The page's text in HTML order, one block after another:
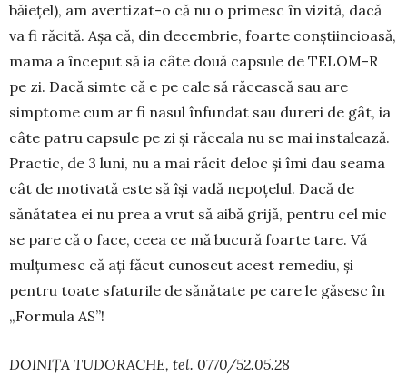
băiețel), am avertizat-o că nu o primesc în vizită, dacă
va fi răcită. Așa că, din decembrie, foarte conștiin­cioasă,
mama a început să ia câte două capsule de TELOM-R
pe zi. Dacă simte că e pe cale să ră­cească sau are
simptome cum ar fi nasul înfundat sau dureri de gât, ia
câte patru capsule pe zi și ră­ceala nu se mai instalează.
Practic, de 3 luni, nu a mai răcit deloc și îmi dau seama
cât de motivată este să își vadă nepoțelul. Dacă de
sănătatea ei nu prea a vrut să aibă grijă, pentru cel mic
se pare că o face, ceea ce mă bucură foarte tare. Vă
mulțu­mesc că ați făcut cunoscut acest remediu, și
pentru toate sfaturile de sănătate pe care le găsesc în
„Formula AS”!
DOINIȚA TUDORACHE, tel. 0770/52.05.28